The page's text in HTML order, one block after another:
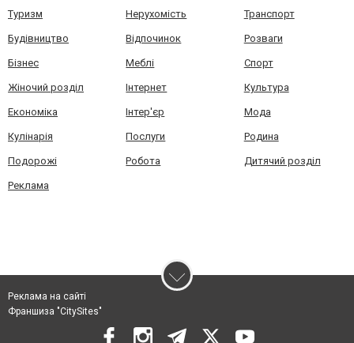
Туризм Нерухомість Транспорт
Будівництво Відпочинок Розваги
Бізнес Меблі Спорт
Жіночий розділ Інтернет Культура
Економіка Інтер'єр Мода
Кулінарія Послуги Родина
Подорожі Робота Дитячий розділ
Реклама
Реклама на сайті
Франшиза "CitySites"